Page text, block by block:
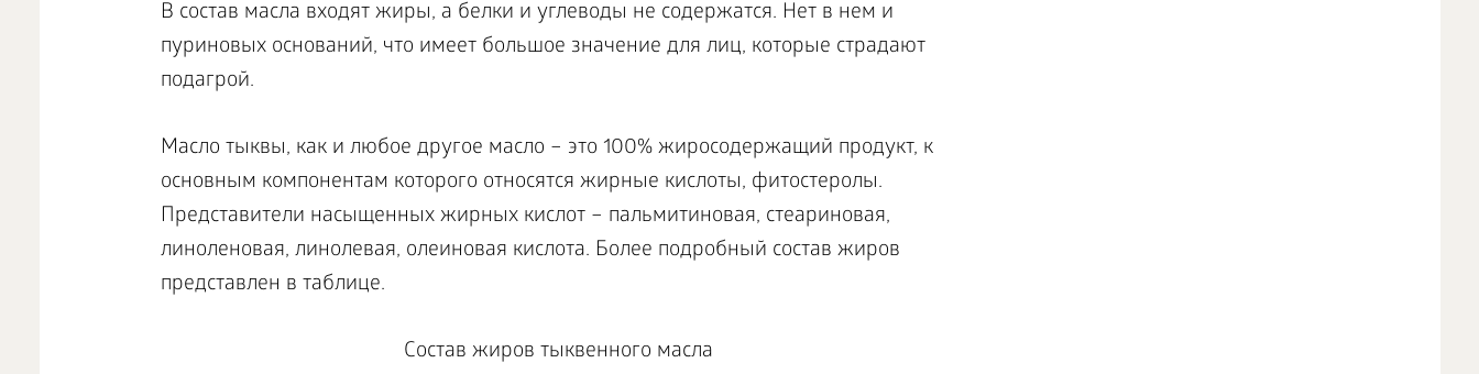
В состав масла входят жиры, а белки и углеводы не содержатся. Нет в нем и
пуриновых оснований, что имеет большое значение для лиц, которые страдают
подагрой.
Масло тыквы, как и любое другое масло – это 100% жиросодержащий продукт, к
основным компонентам которого относятся жирные кислоты, фитостеролы.
Представители насыщенных жирных кислот – пальмитиновая, стеариновая,
линоленовая, линолевая, олеиновая кислота. Более подробный состав жиров
представлен в таблице.
Состав жиров тыквенного масла